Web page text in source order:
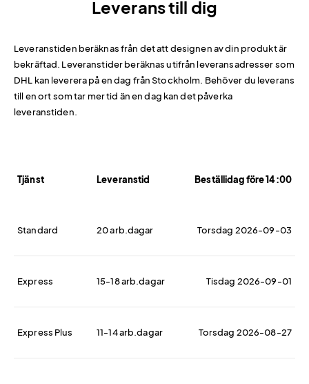
Leverans till dig
Leveranstiden beräknas från det att designen av din produkt är
bekräftad. Leveranstider beräknas utifrån leveransadresser som
DHL kan leverera på en dag från Stockholm. Behöver du leverans
till en ort som tar mer tid än en dag kan det påverka
leveranstiden.
Tjänst Leveranstid Beställidag före 14:00
Standard 20 arb.dagar Torsdag 2026-09-03
Express 15-18 arb.dagar Tisdag 2026-09-01
Express Plus 11-14 arb.dagar Torsdag 2026-08-27